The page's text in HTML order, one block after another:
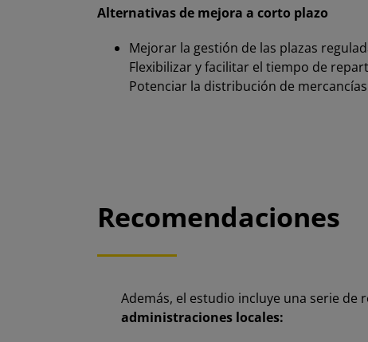
Alternativas de mejora a corto plazo
Mejorar la gestión de las plazas
Flexibilizar y facilitar el tiempo de
Potenciar la distribución de
Recomendaciones
Además, el estudio incluye una serie
administraciones locales: